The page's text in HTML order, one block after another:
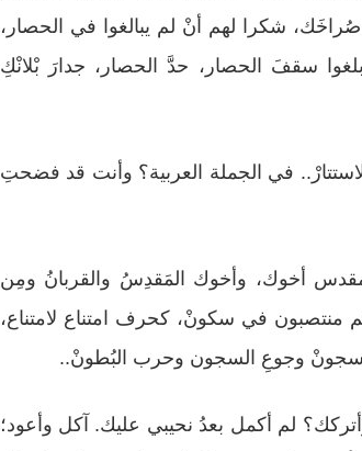
شكرا لهم أنْ لم يبالغوا في الحصار،
سقفَ الحصار، حدَّ الحصار، جدارَ بْلانْكِ
في الجملة العربية؟ وأنت قد فضحتِ
أخوك، وأخوك المَقدِسُ والقربانُ ومِن
منتصبون في سكونْ، كحرف امتناع لامتناع،
وجوعِ السجون وحرب البُطونْ..
لم أكمل بعدُ نحيبي عليك. آكل وأعود؛